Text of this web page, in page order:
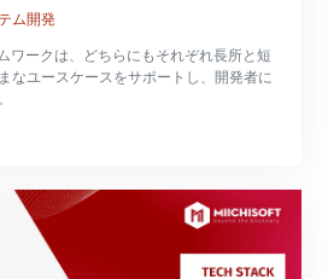
ム開発
ワークは、どちらにもそれぞれ長所と短
なユースケースをサポートし、開発者に